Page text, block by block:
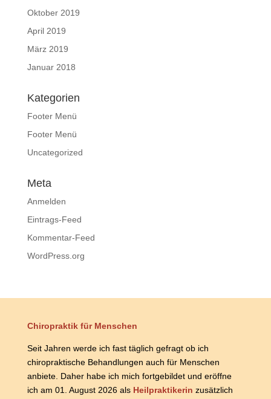
Oktober 2019
April 2019
März 2019
Januar 2018
Kategorien
Footer Menü
Footer Menü
Uncategorized
Meta
Anmelden
Eintrags-Feed
Kommentar-Feed
WordPress.org
Chiropraktik für Menschen
Seit Jahren werde ich fast täglich gefragt ob ich
chiropraktische Behandlungen auch für Menschen
anbiete. Daher habe ich mich fortgebildet und eröffne
ich am 01. August 2026 als Heilpraktikerin zusätzlich